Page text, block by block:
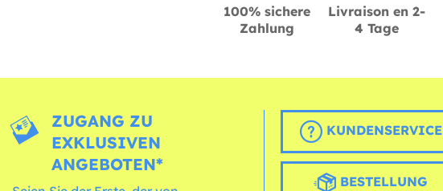
100% sichere
Zahlung
Livraison en 2-
4 Tage
ZUGANG ZU
EXKLUSIVEN
ANGEBOTEN*
KUNDENSERVICE
BESTELLUNG